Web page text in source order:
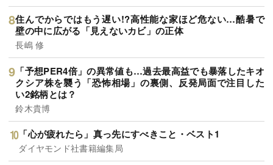
住んでからではもう遅い!?高性能な家ほど危ない…酷暑で
壁の中に広がる「見えないカビ」の正体
長嶋 修
「予想PER4倍」の異常値も…過去最高益でも暴落したキオ
クシア株を襲う「恐怖相場」の裏側、反発局面で注目した
い2銘柄とは？
鈴木貴博
「心が疲れたら」真っ先にすべきこと・ベスト1
ダイヤモンド社書籍編集局